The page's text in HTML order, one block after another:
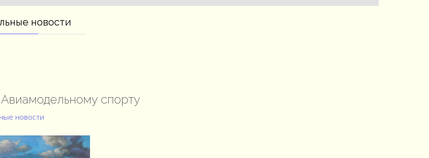
новости
спорту
новости